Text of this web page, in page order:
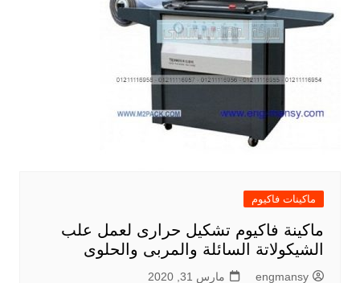
ماكينات فاكيوم
ماكينة فاكيوم تشكيل حرارى لعمل علب
الشيكولاتة السائلة والمربى والحلوى
engmansy مارس 31, 2020